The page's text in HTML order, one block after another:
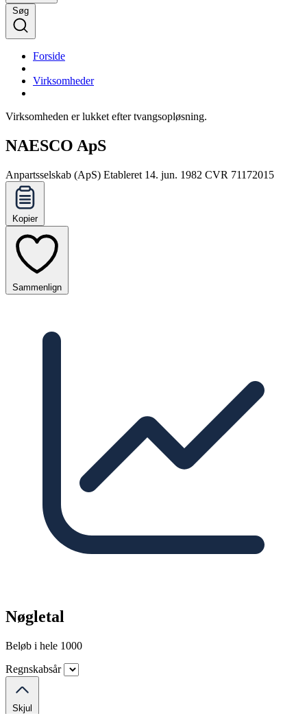
Søg
Forside
Virksomheder
Virksomheden er lukket efter tvangsopløsning.
NAESCO ApS
Anpartsselskab (ApS) Etableret 14. jun. 1982 CVR 71172015
Kopier
Sammenlign
Nøgletal
Beløb i hele 1000
Regnskabsår
Skjul